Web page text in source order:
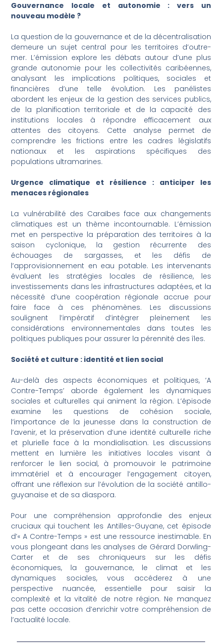
Gouvernance locale et autonomie : vers un
nouveau modèle ?
La question de la gouvernance et de la décentralisation
demeure un sujet central pour les territoires d’outre-
mer. L’émission explore les débats autour d’une plus
grande autonomie pour les collectivités caribéennes,
analysant les implications politiques, sociales et
financières d’une telle évolution. Les panélistes
abordent les enjeux de la gestion des services publics,
de la planification territoriale et de la capacité des
institutions locales à répondre efficacement aux
attentes des citoyens. Cette analyse permet de
comprendre les frictions entre les cadres législatifs
nationaux et les aspirations spécifiques des
populations ultramarines.
Urgence climatique et résilience : anticiper les
menaces régionales
La vulnérabilité des Caraïbes face aux changements
climatiques est un thème incontournable. L’émission
met en perspective la préparation des territoires à la
saison cyclonique, la gestion récurrente des
échouages de sargasses, et les défis de
l’approvisionnement en eau potable. Les intervenants
évaluent les stratégies locales de résilience, les
investissements dans les infrastructures adaptées, et la
nécessité d’une coopération régionale accrue pour
faire face à ces phénomènes. Les discussions
soulignent l’impératif d’intégrer pleinement les
considérations environnementales dans toutes les
politiques publiques pour assurer la pérennité des îles.
Société et culture : identité et lien social
Au-delà des aspects économiques et politiques, ‘A
Contre-Temps’ aborde également les dynamiques
sociales et culturelles qui animent la région. L’épisode
examine les questions de cohésion sociale,
l’importance de la jeunesse dans la construction de
l’avenir, et la préservation d’une identité culturelle riche
et plurielle face à la mondialisation. Les discussions
mettent en lumière les initiatives locales visant à
renforcer le lien social, à promouvoir le patrimoine
immatériel et à encourager l’engagement citoyen,
offrant une réflexion sur l’évolution de la société antillo-
guyanaise et de sa diaspora.
Pour une compréhension approfondie des enjeux
cruciaux qui touchent les Antilles-Guyane, cet épisode
d’« A Contre-Temps » est une ressource inestimable. En
vous plongeant dans les analyses de Gérard Dorwling-
Carter et de ses chroniqueurs sur les défis
économiques, la gouvernance, le climat et les
dynamiques sociales, vous accéderez à une
perspective nuancée, essentielle pour saisir la
complexité et la vitalité de notre région. Ne manquez
pas cette occasion d’enrichir votre compréhension de
l’actualité locale.